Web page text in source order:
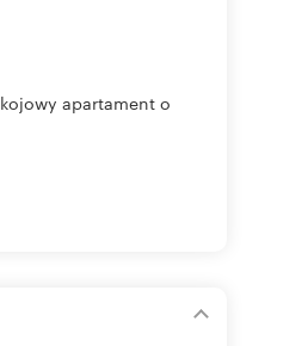
apartament o